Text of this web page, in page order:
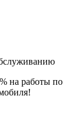
на работы по